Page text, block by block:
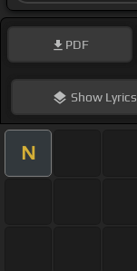
PDF
ShowLyrics
N